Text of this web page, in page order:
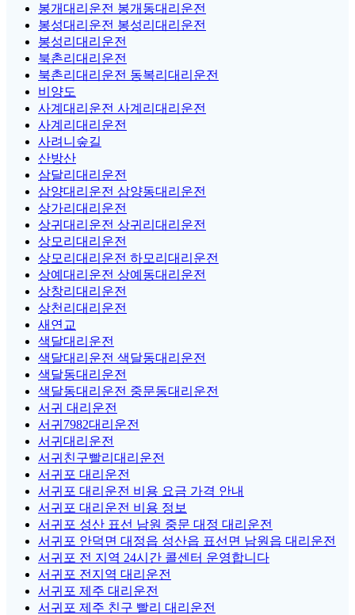
봉개대리운전 봉개동대리운전
봉성대리운전 봉성리대리운전
봉성리대리운전
북촌리대리운전
북촌리대리운전 동복리대리운전
비양도
사계대리운전 사계리대리운전
사계리대리운전
사려니숲길
산방산
삼달리대리운전
삼양대리운전 삼양동대리운전
상가리대리운전
상귀대리운전 상귀리대리운전
상모리대리운전
상모리대리운전 하모리대리운전
상예대리운전 상예동대리운전
상창리대리운전
상천리대리운전
새연교
색달대리운전
색달대리운전 색달동대리운전
색달동대리운전
색달동대리운전 중문동대리운전
서귀 대리운전
서귀7982대리운전
서귀대리운전
서귀친구빨리대리운전
서귀포 대리운전
서귀포 대리운전 비용 요금 가격 안내
서귀포 대리운전 비용 정보
서귀포 성산 표선 남원 중문 대정 대리운전
서귀포 안덕면 대정읍 성산읍 표선면 남원읍 대리운전
서귀포 전 지역 24시간 콜센터 운영합니다
서귀포 전지역 대리운전
서귀포 제주 대리운전
서귀포 제주 친구 빨리 대리운전